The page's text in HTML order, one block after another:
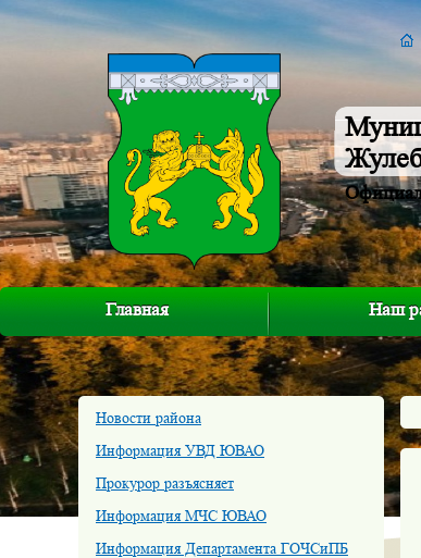
Главная Наш
Новости района
Информация УВД ЮВАО
Прокурор разъясняет
Информация МЧС ЮВАО
Информация Департамента ГОЧСиПБ